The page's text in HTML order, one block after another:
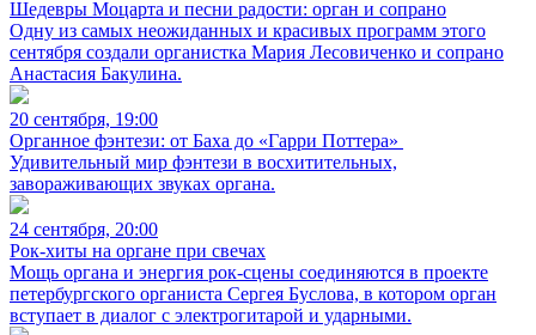
Шедевры Моцарта и песни радости: орган и сопрано
Одну из самых неожиданных и красивых программ этого
сентября создали органистка Мария Лесовиченко и сопрано
Анастасия Бакулина.
20 сентября, 19:00
Органное фэнтези: от Баха до «Гарри Поттера»
Удивительный мир фэнтези в восхитительных,
завораживающих звуках органа.
24 сентября, 20:00
Рок-хиты на органе при свечах
Мощь органа и энергия рок-сцены соединяются в проекте
петербургского органиста Сергея Буслова, в котором орган
вступает в диалог с электрогитарой и ударными.